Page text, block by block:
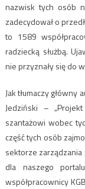
nazwisk tych osób
zadecydował o
to 1589
radziecką służbą.
nie przyznały się do
Jak tłumaczy główny
Jedziński –
szantażowi wobec
część tych osób
sektorze
dla naszego
współpracownicy